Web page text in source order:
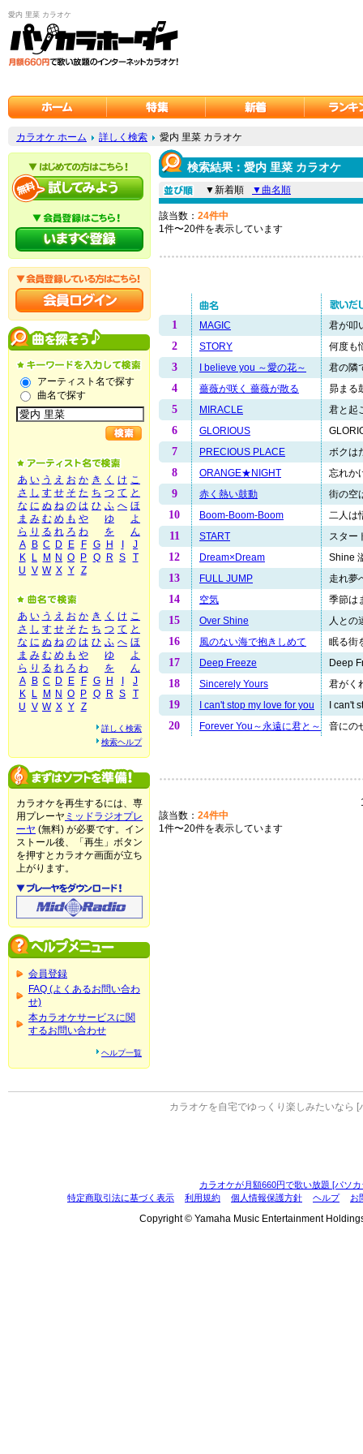
愛内 里菜 カラオケ
カラオケ ホーム 詳しく検索 愛内 里菜 カラオケ
アーティスト名で探す
曲名で探す
あ い う え お か き く け こ
さ し す せ そ た ち つ て と
な に ぬ ね の は ひ ふ へ ほ
ま み む め も や ゆ
よ
ら り る れ ろ わ を
ん
A
B C D E F G H
J
K
L M N O P Q R S
T
U V W X Y Z
あ い う え お か き く け こ
さ し す せ そ た ち つ て と
な に ぬ ね の は ひ ふ へ ほ
ま み む め も や ゆ
よ
ら り る れ ろ わ を
ん
A
B C D E F G H
J
K
L M N O P Q R S
T
U V W X Y Z
詳しく検索
検索ヘルプ
カラオケを再生するには、専
用プレーヤ ミッドラジオプレ
ーヤ (無料) が必要です。イン
ストール後、「再生」ボタン
を押すとカラオケ画面が立ち
上がります。
会員登録
FAQ (よくあるお問い合わ
せ)
本カラオケサービスに関
するお問い合わせ
ヘルプ一覧
検索結果：愛内 里菜 カラオケ
▼新着順 ▼曲名順
該当数： 24件中
1件〜20件を表示しています
1 MAGIC 君が叩
2 STORY 何度も
3 I believe you ～愛の花～ 君の隣
4 薔薇が咲く 薔薇が散る 昴まる
5 MIRACLE 君と起
6 GLORIOUS
7 PRECIOUS PLACE ボクは
8 ORANGE★NIGHT 忘れか
9 赤く熱い鼓動 街の空
10 Boom-Boom-Boom 二人は
11 START スター
12 Dream×Dream Shine
13 FULL JUMP 走れ夢
14 空気 季節は
15 Over Shine 人との
16 風のない海で抱きしめて 眠る街
17 Deep Freeze Deep
18 Sincerely Yours 君がく
19 I can't stop my love for you I can't
20 Forever You～永遠に君と～ 音にの
該当数： 24件中
1件〜20件を表示しています
カラオケを自宅でゆっくり楽しみたいなら [
カラオケが月額660円で歌い放題 [パソ
特定商取引法に基づく表示
利用規約 個人情報保護方針 ヘルプ お
Copyright © Yamaha Music Entertainment